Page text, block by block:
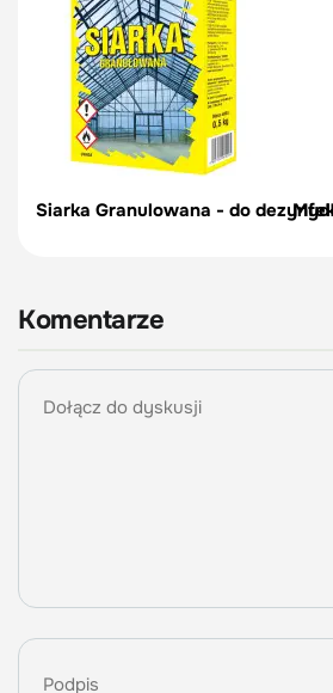
Siarka Granulowana - do
Komentarze